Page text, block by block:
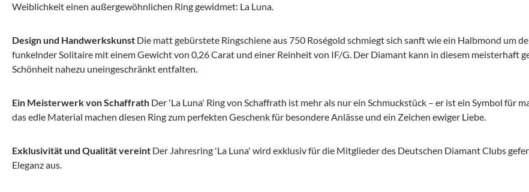
Weiblichkeit einen außergewöhnlichen Ring gewidmet: La Luna.
Design und Handwerkskunst Die matt gebürstete Ringschiene aus 750 Roségold schmiegt sich sanft wie ein Halbmond um
funkelnder Solitaire mit einem Gewicht von 0,26 Carat und einer Reinheit von IF/G. Der Diamant kann in diesem meisterhaft
Schönheit nahezu uneingeschränkt entfalten.
Ein Meisterwerk von Schaffrath Der 'La Luna' Ring von Schaffrath ist mehr als nur ein Schmuckstück – er ist ein Symbol für
das edle Material machen diesen Ring zum perfekten Geschenk für besondere Anlässe und ein Zeichen ewiger Liebe.
Exklusivität und Qualität vereint Der Jahresring 'La Luna' wird exklusiv für die Mitglieder des Deutschen Diamant Clubs
Eleganz aus.